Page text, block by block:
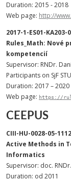
Duration: 2015 - 2018
Web page: http://
2017-1-ES01-KA203-
Rules_Math: Nové
kompetencií
Supervisor: RNDr.
Participants on SjF
Duration: 2017 – 2020
Web page: https://
CEEPUS
CIII-HU-0028-05-1112
Active Methods in
Informatics
Supervisor: doc.
Duration: od 2011